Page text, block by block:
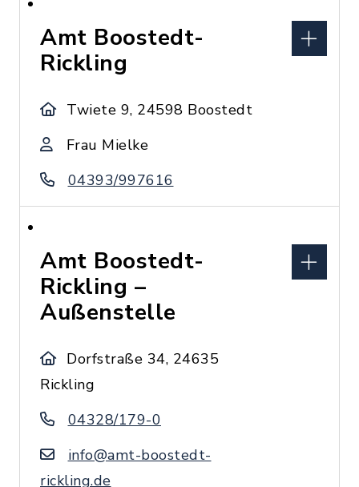
Amt Boostedt-
Rickling
Twiete 9, 24598 Boostedt
Frau Mielke
04393/997616
Amt Boostedt-
Rickling –
Außenstelle
Dorfstraße 34, 24635
Rickling
04328/179-0
info@amt-boostedt-
rickling.de